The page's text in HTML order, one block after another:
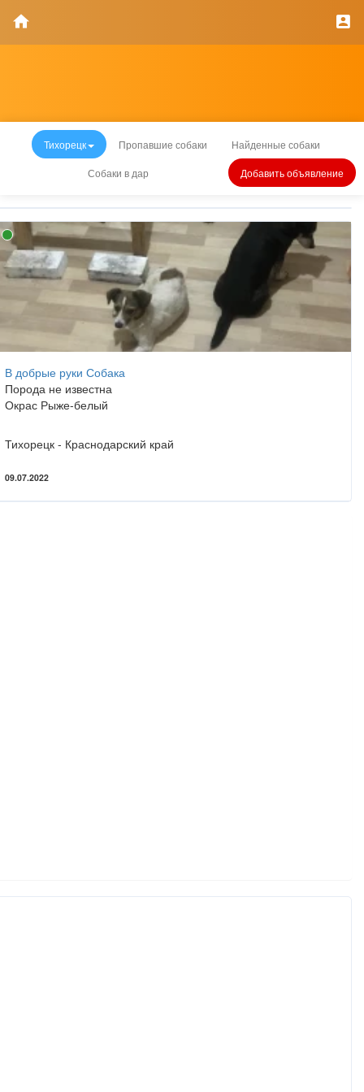
Тихорецк Пропавшие собаки Найденные собаки
Собаки в дар Добавить объявление
В добрые руки Собака
Порода не известна
Окрас Рыже-белый
Тихорецк - Краснодарский край
09.07.2022